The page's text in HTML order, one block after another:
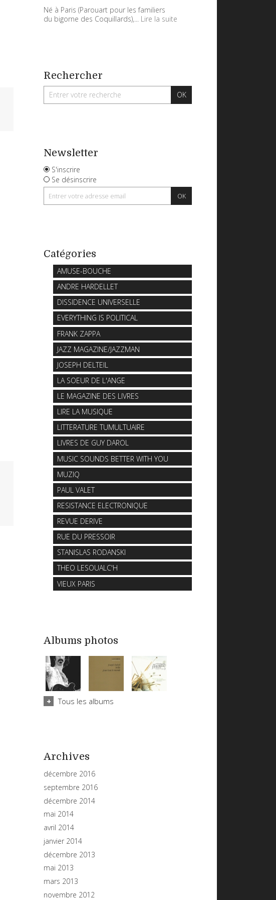
Né à Paris (Parouart pour les familiers
du bigorne des Coquillards),... Lire la suite
Rechercher
Newsletter
S'inscrire
Se désinscrire
Catégories
AMUSE-BOUCHE
ANDRE HARDELLET
DISSIDENCE UNIVERSELLE
EVERYTHING IS POLITICAL
FRANK ZAPPA
JAZZ MAGAZINE/JAZZMAN
JOSEPH DELTEIL
LA SOEUR DE L'ANGE
LE MAGAZINE DES LIVRES
LIRE LA MUSIQUE
LITTERATURE TUMULTUAIRE
LIVRES DE GUY DAROL
MUSIC SOUNDS BETTER WITH YOU
MUZIQ
PAUL VALET
RESISTANCE ELECTRONIQUE
REVUE DERIVE
RUE DU PRESSOIR
STANISLAS RODANSKI
THEO LESOUALC'H
VIEUX PARIS
Albums photos
Tous les albums
Archives
décembre 2016
septembre 2016
décembre 2014
mai 2014
avril 2014
janvier 2014
décembre 2013
mai 2013
mars 2013
novembre 2012